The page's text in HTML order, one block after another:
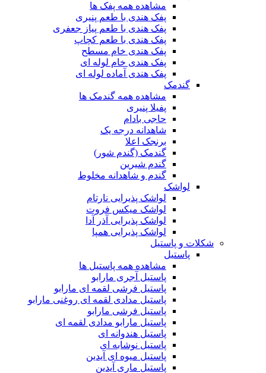
مشاهده همه پفک ها
پفک هندی با طعم پنیری
پفک هندی با طعم پیاز جعفری
پفک هندی با طعم کچاپ
پفک هندی خام مسطح
پفک هندی خام لوله ای
پفک هندی آماده لوله ای
گندمک
مشاهده همه گندمک ها
پفیلا پنیری
حاجی بادام
شاهدانه درجه یک
برنجک اعلا
گندمک (گندم شور)
گندم شیرین
گندم و شاهدانه مخلوط
لواشک
لواشک پذیرایی نارتام
لواشک میکس فروت
لواشک پذیرایی آذر آدا
لواشک پذیرایی همپا
شکلات و پاستیل
پاستیل
مشاهده همه پاستیل ها
پاستیل آجری مارابو
پاستیل فرشی لقمه ای مارابو
پاستیل مدادی لقمه ای روغنی مارابو
پاستیل فرشی مارابو
پاستیل مارابو مدادی لقمه ای
پاستیل هندوانه ای
پاستیل نوشابه ای
پاستیل میوه ای آیدین
پاستیل ماری آیدین